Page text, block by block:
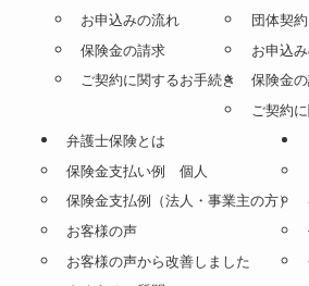
お申込みの流れ
保険金の請求
ご契約に関するお手続き
団体契約
お申込
保険金
ご契約
弁護士保険とは
保険金支払い例 個人
保険金支払例（法人・事業主の方）
お客様の声
お客様の声から改善しました